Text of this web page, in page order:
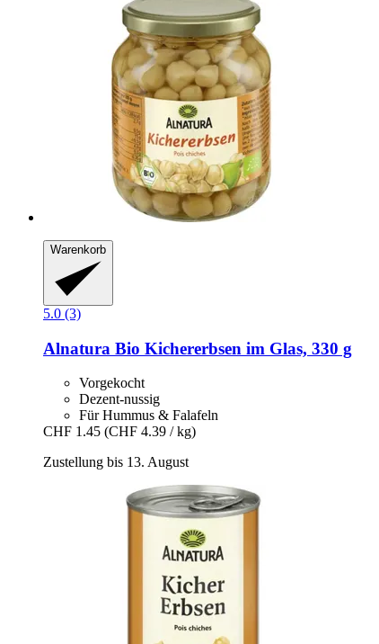
Warenkorb
5.0 (3)
Alnatura Bio Kichererbsen im Glas, 330 g
Vorgekocht
Dezent-nussig
Für Hummus & Falafeln
CHF 1.45 (CHF 4.39 / kg)
Zustellung bis 13. August